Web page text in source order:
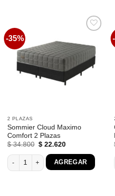
-35%
2 PLAZAS
Sommier Cloud Maximo
Comfort 2 Plazas
$34.800 El
original
era:
$ 34.800.
$22.620El
es:
$ 22.620.
Sommier Cloud Maximo Comfort 2
AGREGAR